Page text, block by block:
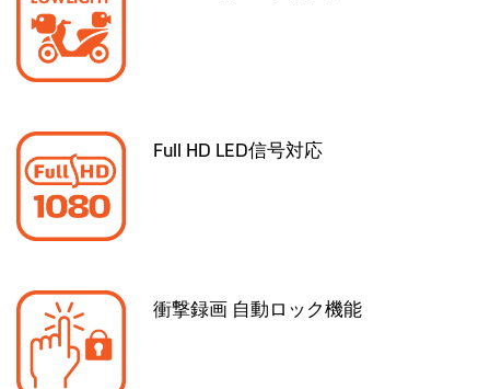
Full HD LED信号対応
衝撃録画 自動ロック機能